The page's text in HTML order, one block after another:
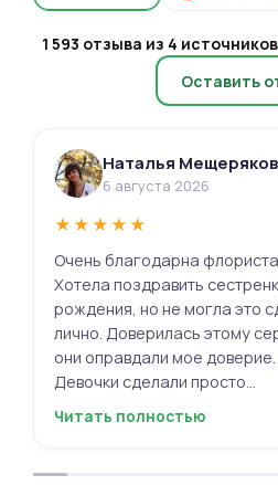
1 593 отзыва из 4 источников
Оставить
Наталья
6 августа 2026
★★★★★
Очень благодарна
Хотела поздравить
рождения, но не могла это
лично. Доверилась этому
они оправдали мое доверие.
Девочки сделали просто
фантастическую цветочную
для согласования. Все
Читать полностью